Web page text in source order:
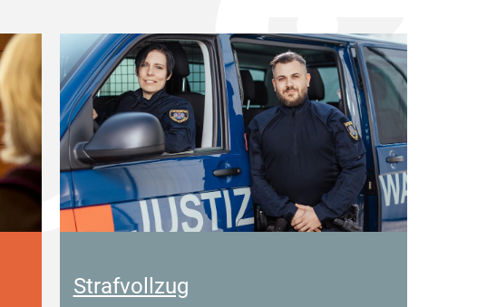
Strafvollzug